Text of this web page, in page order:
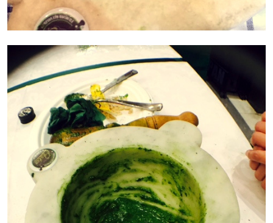
Change privacy settings